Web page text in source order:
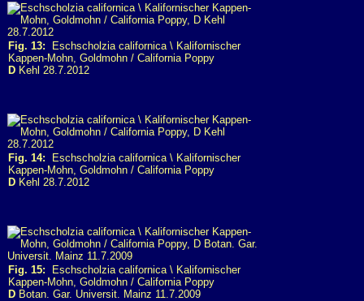
Fig. 13: Eschscholzia californica \ Kalifornischer
Kappen-Mohn, Goldmohn / California Poppy
D Kehl 28.7.2012
Fig. 14: Eschscholzia californica \ Kalifornischer
Kappen-Mohn, Goldmohn / California Poppy
D Kehl 28.7.2012
Fig. 15: Eschscholzia californica \ Kalifornischer
Kappen-Mohn, Goldmohn / California Poppy
D Botan. Gar. Universit. Mainz 11.7.2009